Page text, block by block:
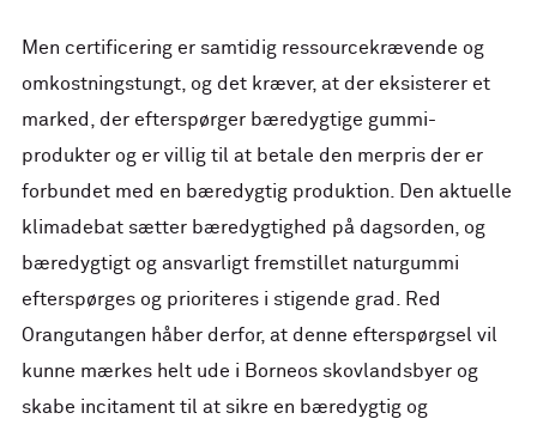
Men certificering er samtidig ressourcekrævende og
omkostningstungt, og det kræver, at der eksisterer et
marked, der efterspørger bæredygtige gummi-
produkter og er villig til at betale den merpris der er
forbundet med en bæredygtig produktion. Den aktuelle
klimadebat sætter bæredygtighed på dagsorden, og
bæredygtigt og ansvarligt fremstillet naturgummi
efterspørges og prioriteres i stigende grad. Red
Orangutangen håber derfor, at denne efterspørgsel vil
kunne mærkes helt ude i Borneos skovlandsbyer og
skabe incitament til at sikre en bæredygtig og